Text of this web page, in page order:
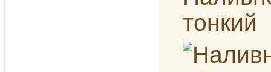
тонкий